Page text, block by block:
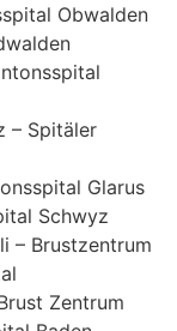
Obwalden
– Spitäler
Glarus
Schwyz
– Brustzentrum
Zentrum